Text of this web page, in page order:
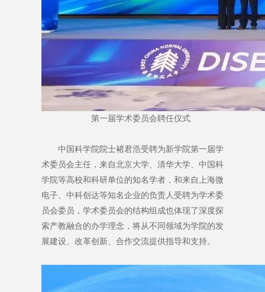
第一届学术委员会聘任仪式
中国科学院院士褚君浩受聘为新学院第一届学
术委员会主任，来自北京大学、清华大学、中国科
学院等高校和科研单位的知名学者，和来自上海微
电子、中科创达等知名企业的负责人受聘为学术委
员会委员，学术委员会的结构组成也体现了深度探
索产教融合的办学理念，将从不同领域为学院的发
展建设、改革创新、合作交流提供指导和支持。